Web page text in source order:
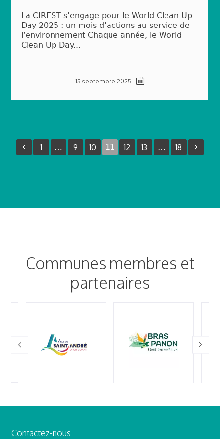
La CIREST s’engage pour le World Clean Up
Day 2025 : un mois d’actions au service de
l’environnement Chaque année, le World
Clean Up Day...
15 septembre 2025
1 … 9 10 11 12 13 … 18
Communes membres et
partenaires
Contactez-nous